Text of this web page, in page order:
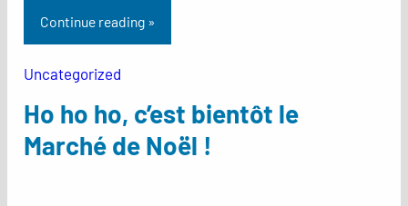
Continue reading »
Uncategorized
Ho ho ho, c’est bientôt le
Marché de Noël !